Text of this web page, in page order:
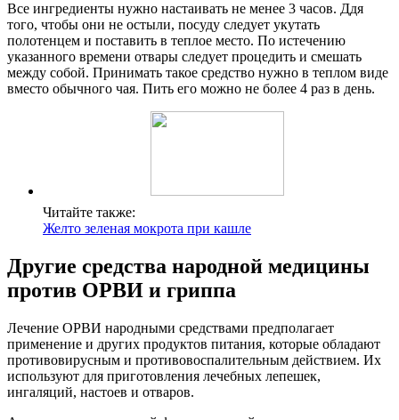
Все ингредиенты нужно настаивать не менее 3 часов. Ддя
того, чтобы они не остыли, посуду следует укутать
полотенцем и поставить в теплое место. По истечению
указанного времени отвары следует процедить и смешать
между собой. Принимать такое средство нужно в теплом виде
вместо обычного чая. Пить его можно не более 4 раз в день.
Читайте также:
Желто зеленая мокрота при кашле
Другие средства народной медицины
против ОРВИ и гриппа
Лечение ОРВИ народными средствами предполагает
применение и других продуктов питания, которые обладают
противовирусным и противовоспалительным действием. Их
используют для приготовления лечебных лепешек,
ингаляций, настоев и отваров.